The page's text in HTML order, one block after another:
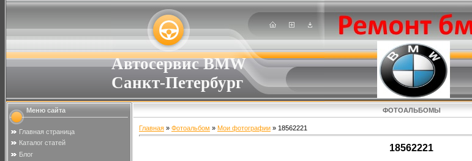
Автосервис BMW
Санкт-Петербург
Меню сайта
Главная страница
Каталог статей
Блог
ФОТОАЛЬБОМЫ
Главная » Фотоальбом » Мои фотографии » 18562221
18562221